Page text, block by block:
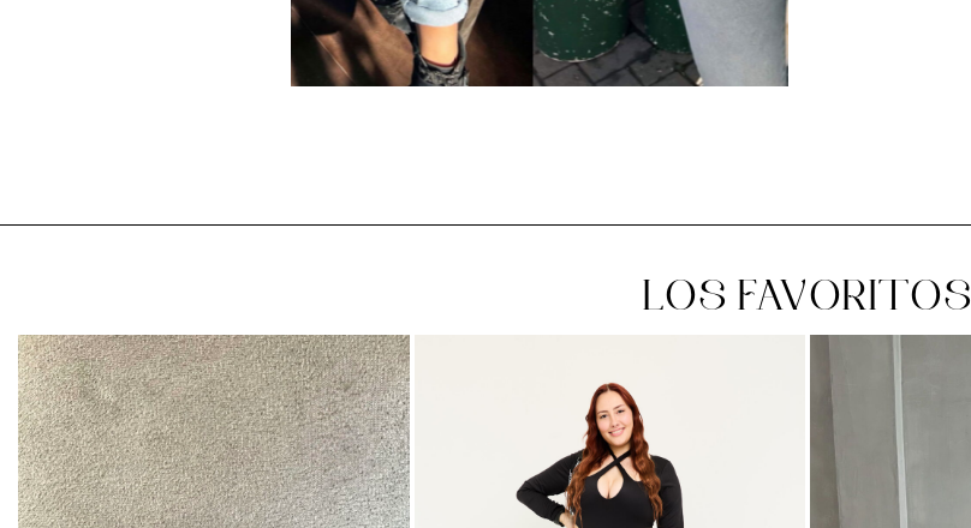
LOS FAVORITOS